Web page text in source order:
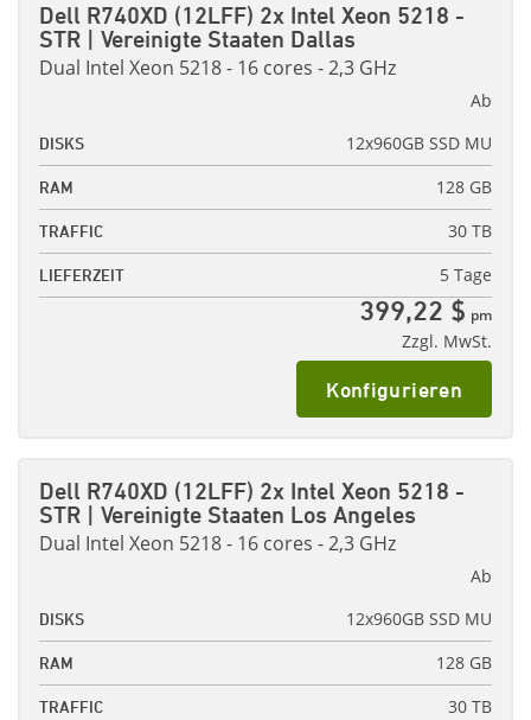
Dell R740XD (12LFF) 2x Intel Xeon 5218 -
STR | Vereinigte Staaten Dallas
Dual Intel Xeon 5218 - 16 cores - 2,3 GHz
Ab
12x960GB SSD MU
DISKS
128 GB
RAM
30 TB
TRAFFIC
5 Tage
LIEFERZEIT
399,22 $ pm
Zzgl. MwSt.
Konfigurieren
Dell R740XD (12LFF) 2x Intel Xeon 5218 -
STR | Vereinigte Staaten Los Angeles
Dual Intel Xeon 5218 - 16 cores - 2,3 GHz
Ab
12x960GB SSD MU
DISKS
128 GB
RAM
30 TB
TRAFFIC